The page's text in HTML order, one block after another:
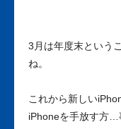
3月は年度末という
ね。
これから新しい
iPhoneを手放す方…